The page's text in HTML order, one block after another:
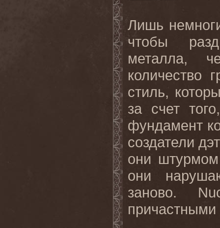
Лишь
чтобы
металла,
количество
стиль,
за счет
фундамент
создатели дэт
они
они
заново.